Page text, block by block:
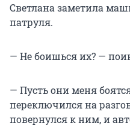
Светлана заметила
патруля.
— Не боишься их? —
— Пусть они меня
переключился на
повернулся к ним, и